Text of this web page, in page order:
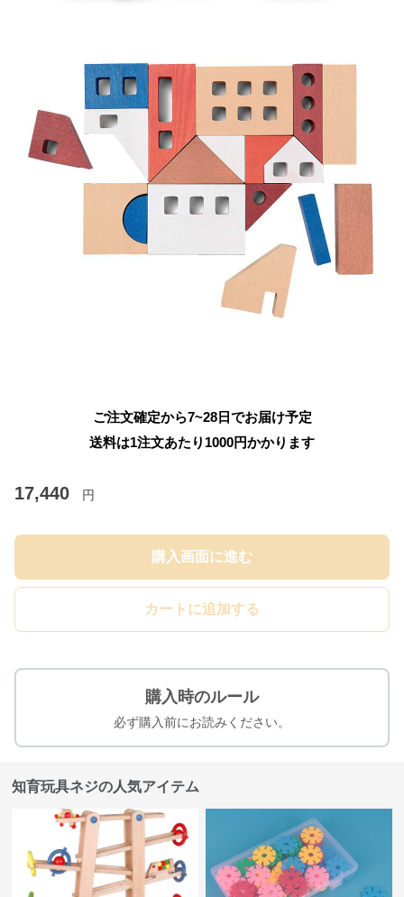
ご注文確定から7~28日でお届け予定
送料は1注文あたり 1000円かかります
17,440 円
購入画面に進む
カートに追加する
購入時のルール
必ず購入前にお読みください。
知育玩具ネジの人気アイテム